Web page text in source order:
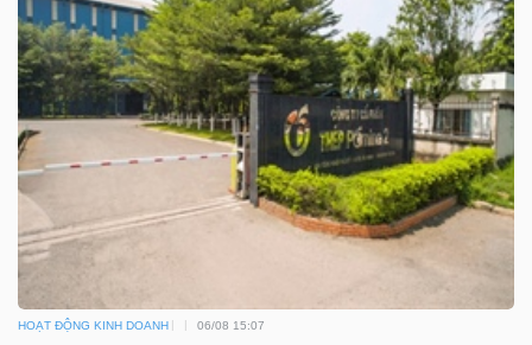
HOẠT ĐỘNG KINH DOANH 06/08 15:07